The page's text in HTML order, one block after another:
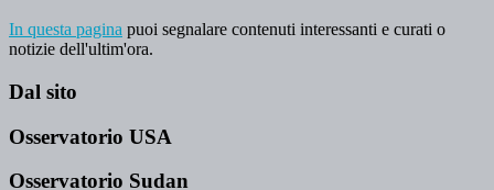
In questa pagina puoi segnalare contenuti interessanti e curati o
notizie dell'ultim'ora.
Dal sito
Osservatorio USA
Osservatorio Sudan